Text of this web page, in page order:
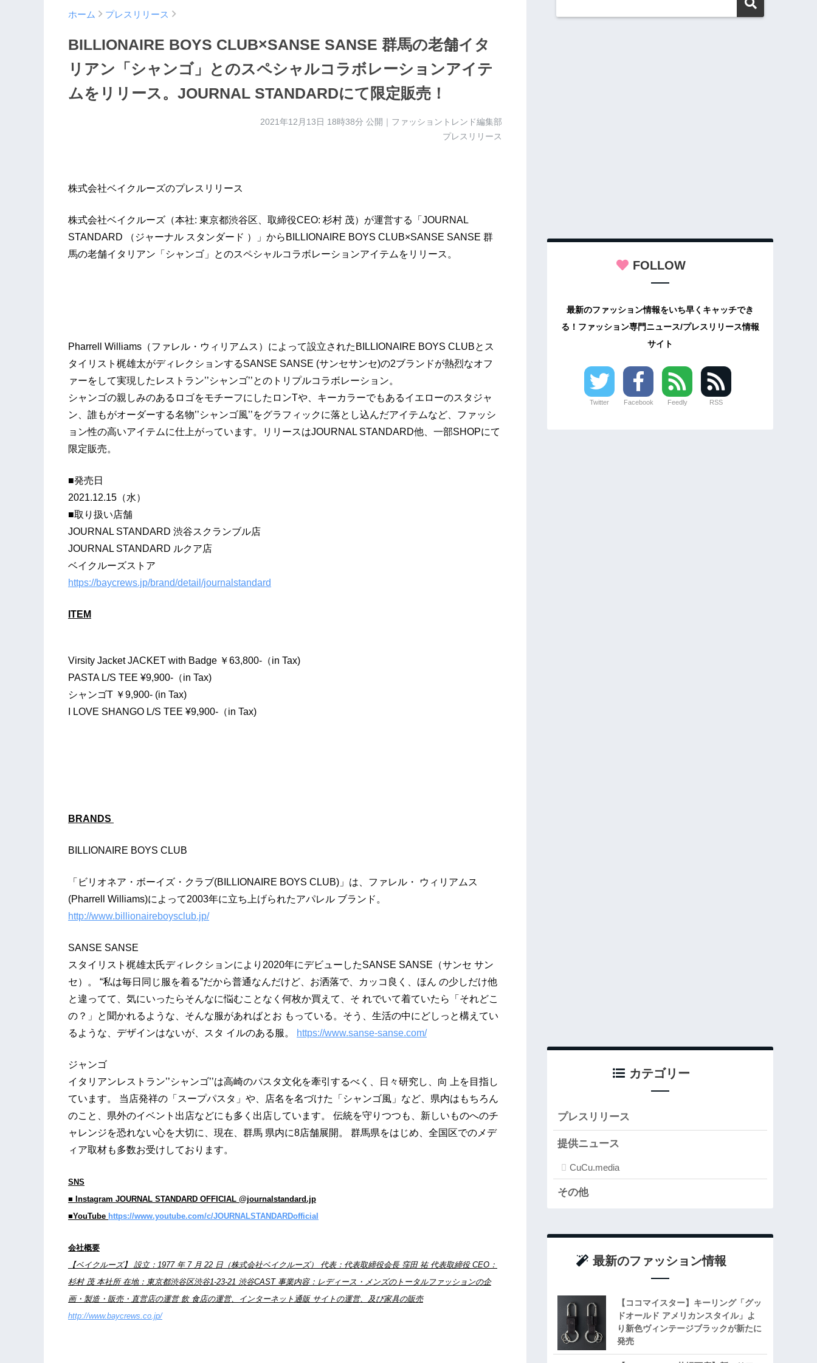
ホーム プレスリリース
BILLIONAIRE BOYS CLUB×SANSE SANSE 群馬の老舗イタ
リアン「シャンゴ」とのスペシャルコラボレーションアイテ
ムをリリース。JOURNAL STANDARDにて限定販売！
2021年12月13日 18時38分 公開｜ファッショントレンド編集部
プレスリリース
株式会社ベイクルーズのプレスリリース
株式会社ベイクルーズ（本社: 東京都渋谷区、取締役CEO: 杉村 茂）が運営する「JOURNAL
STANDARD （ジャーナル スタンダード ）」からBILLIONAIRE BOYS CLUB×SANSE SANSE 群
馬の老舗イタリアン「シャンゴ」とのスペシャルコラボレーションアイテムをリリース。
Pharrell Williams（ファレル・ウィリアムス）によって設立されたBILLIONAIRE BOYS CLUBとス
タイリスト梶雄太がディレクションするSANSE SANSE (サンセサンセ)の2ブランドが熱烈なオフ
ァーをして実現したレストラン’’シャンゴ’’とのトリプルコラボレーション。
シャンゴの親しみのあるロゴをモチーフにしたロンTや、キーカラーでもあるイエローのスタジャ
ン、誰もがオーダーする名物’’シャンゴ風’’をグラフィックに落とし込んだアイテムなど、ファッシ
ョン性の高いアイテムに仕上がっています。リリースはJOURNAL STANDARD他、一部SHOPにて
限定販売。
■発売日
2021.12.15（水）
■取り扱い店舗
JOURNAL STANDARD 渋谷スクランブル店
JOURNAL STANDARD ルクア店
ベイクルーズストア
https://baycrews.jp/brand/detail/journalstandard
ITEM
Virsity Jacket JACKET with Badge ￥63,800-（in Tax)
PASTA L/S TEE ¥9,900-（in Tax)
シャンゴT ￥9,900- (in Tax)
I LOVE SHANGO L/S TEE ¥9,900-（in Tax)
BRANDS
BILLIONAIRE BOYS CLUB
「ビリオネア・ボーイズ・クラブ(BILLIONAIRE BOYS CLUB)」は、ファレル・ ウィリアムス
(Pharrell Williams)によって2003年に立ち上げられたアパレル ブランド。
http://www.billionaireboysclub.jp/
SANSE SANSE
スタイリスト梶雄太氏ディレクションにより2020年にデビューしたSANSE SANSE（サンセ サン
セ）。 “私は毎日同じ服を着る”だから普通なんだけど、お洒落で、カッコ良く、ほん の少しだけ他
と違ってて、気にいったらそんなに悩むことなく何枚か買えて、そ れでいて着ていたら「それどこ
の？」と聞かれるような、そんな服があればとお もっている。そう、生活の中にどしっと構えてい
るような、デザインはないが、スタ イルのある服。
https://www.sanse-sanse.com/
ジャンゴ
イタリアンレストラン’’シャンゴ’’は高崎のパスタ文化を牽引するべく、日々研究し、向 上を目指し
ています。 当店発祥の「スープパスタ」や、店名を名づけた「シャンゴ風」など、県内はもちろん
のこと、県外のイベント出店などにも多く出店しています。 伝統を守りつつも、新しいものへのチ
ャレンジを恐れない心を大切に、現在、群馬 県内に8店舗展開。 群馬県をはじめ、全国区でのメデ
ィア取材も多数お受けしております。
SNS
■ Instagram JOURNAL STANDARD OFFICIAL @journalstandard.jp
■YouTube https://www.youtube.com/c/JOURNALSTANDARDofficial
会社概要
【ベイクルーズ】 設立：1977 年 7 月 22 日（株式会社ベイクルーズ） 代表：代表取締役会長 窪田 祐 代表取締役 CEO：
杉村 茂 本社所 在地：東京都渋谷区渋谷1-23-21 渋谷CAST 事業内容：レディース・メンズのトータルファッションの企
画・製造・販売・直営店の運営 飲 食店の運営、インターネット通販 サイトの運営、及び家具の販売
http://www.baycrews.co.jp/
FOLLOW
最新のファッション情報をいち早くキャッチでき
る！ファッション専門ニュース/プレスリリース情報
サイト
Twitter Facebook Feedly RSS
カテゴリー
プレスリリース
提供ニュース
CuCu.media
その他
最新のファッション情報
【ココマイスター】キーリング「グッ
ドオールド アメリカンスタイル」よ
り新色ヴィンテージブラックが新たに
発売